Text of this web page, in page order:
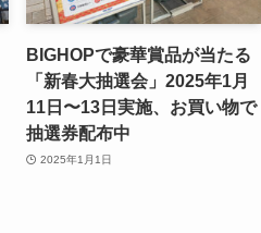
BIGHOPで豪華賞品が当たる
「新春大抽選会」2025年1月
11日〜13日実施、お買い物で
抽選券配布中
2025年1月1日